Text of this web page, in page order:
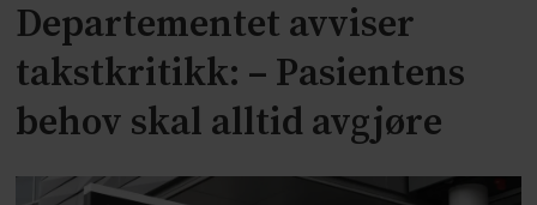
Departementet avviser
takstkritikk: – Pasientens
behov skal alltid avgjøre